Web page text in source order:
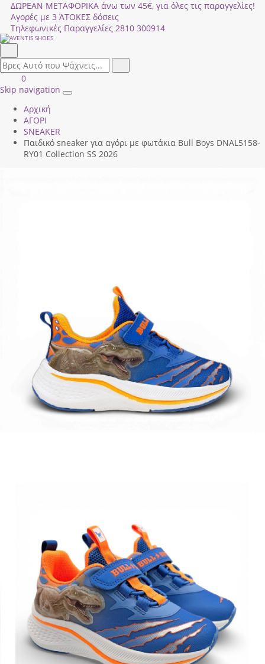
ΔΩΡΕΑΝ ΜΕΤΑΦΟΡΙΚΑ άνω των 45€, για όλες τις παραγγελίες!
Αγορές με 3 ΆΤΟΚΕΣ δόσεις
Τηλεφωνικές Παραγγελίες 2810 300914
field.search
Είσοδος
|
ΚΑΛΑΘΙ
ΑΓΟΡΩΝ
0
Skip navigation
Toggle
Αρχική
ΑΓΟΡΙ
SNEAKER
Παιδικό sneaker για αγόρι με φωτάκια Bull Boys DΝΑL5158-
RΥ01 Collection SS 2026